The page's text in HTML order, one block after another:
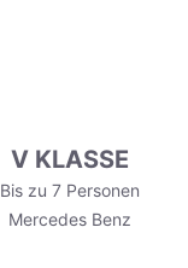
V KLASSE
Bis zu 7 Personen
Mercedes Benz